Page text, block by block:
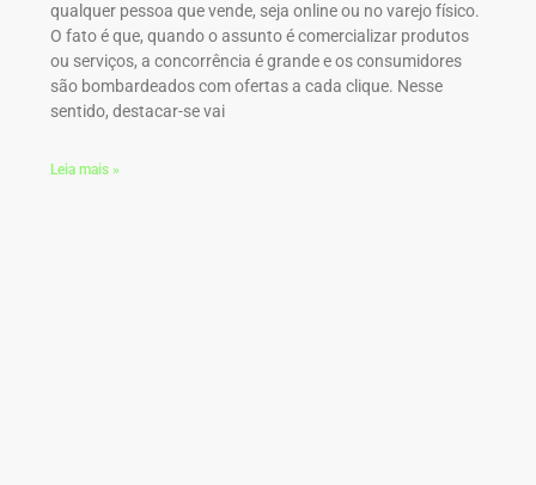
qualquer pessoa que vende, seja online ou no varejo físico.
O fato é que, quando o assunto é comercializar produtos
ou serviços, a concorrência é grande e os consumidores
são bombardeados com ofertas a cada clique. Nesse
sentido, destacar-se vai
Leia mais »